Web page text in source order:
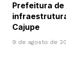
Prefeitura de
Cajupe
9 de agosto de